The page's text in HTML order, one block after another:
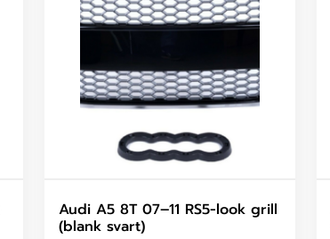
Audi A5 8T 07–11 RS5-look grill
(blank svart)